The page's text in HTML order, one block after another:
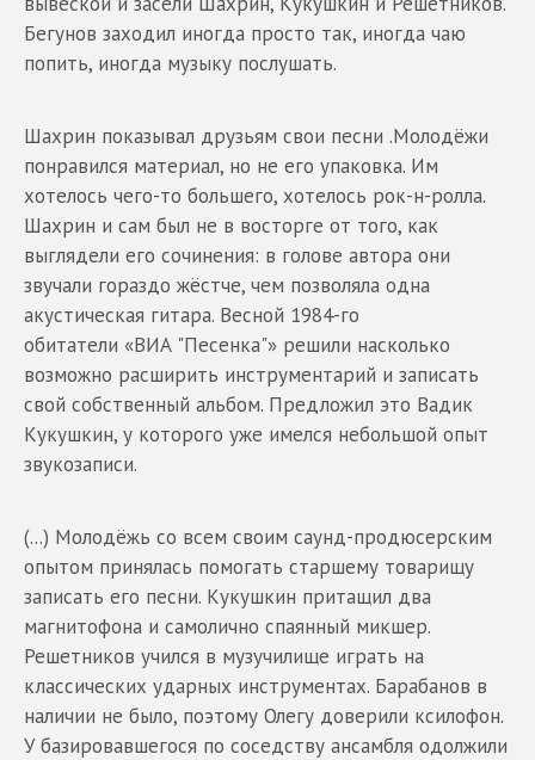
Бегунов заходил иногда просто так, иногда чаю
попить, иногда музыку послушать.
Шахрин показывал друзьям свои песни .Молодёжи
понравился материал, но не его упаковка. Им
хотелось чего-то большего, хотелось рок-н-ролла.
Шахрин и сам был не в восторге от того, как
выглядели его сочинения: в голове автора они
звучали гораздо жёстче, чем позволяла одна
акустическая гитара. Весной 1984-го
обитатели «ВИА "Песенка"» решили насколько
возможно расширить инструментарий и записать
свой собственный альбом. Предложил это Вадик
Кукушкин, у которого уже имелся небольшой опыт
звукозаписи.
(...) Молодёжь со всем своим саунд-продюсерским
опытом принялась помогать старшему товарищу
записать его песни. Кукушкин притащил два
магнитофона и самолично спаянный микшер.
Решетников учился в музучилище играть на
классических ударных инструментах. Барабанов в
наличии не было, поэтому Олегу доверили ксилофон.
У базировавшегося по соседству ансамбля одолжили